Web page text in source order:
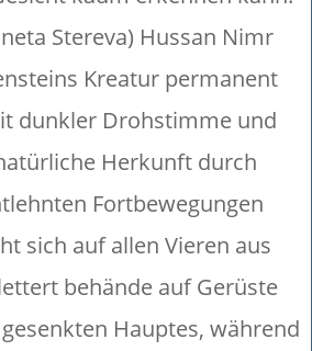
Stereva) Hussan Nimr
Kreatur permanent
dunkler Drohstimme und
Herkunft durch
Fortbewegungen
sich auf allen Vieren aus
behände auf Gerüste
Hauptes, während